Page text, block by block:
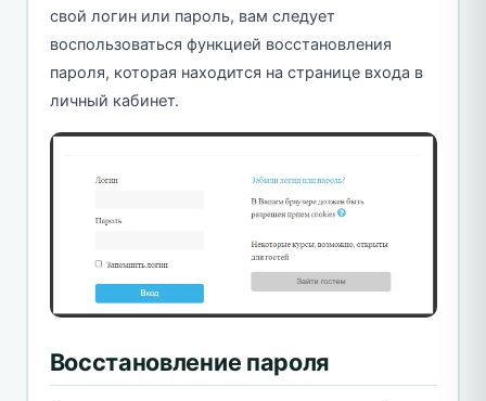
свой логин или пароль, вам следует
воспользоваться функцией восстановления
пароля, которая находится на странице входа в
личный кабинет.
Восстановление пароля